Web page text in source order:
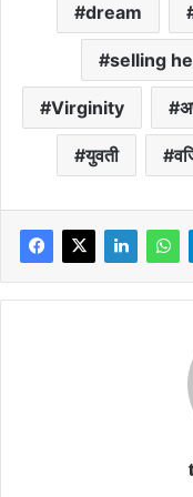
dream
selling
Virginity
युवती